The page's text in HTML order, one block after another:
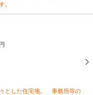
。
とした住宅地。 事務所等の